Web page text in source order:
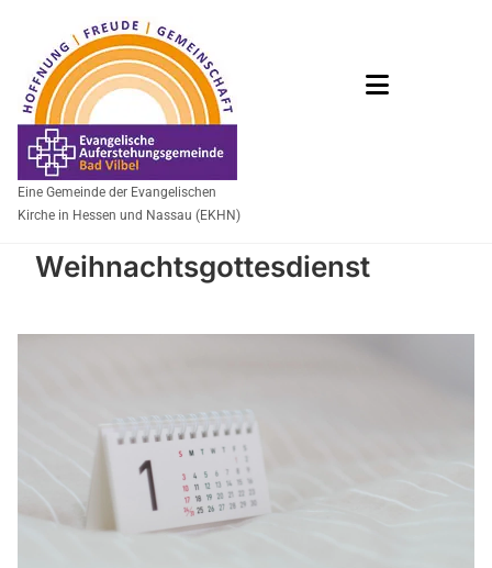
Eine Gemeinde der Evangelischen
Kirche in Hessen und Nassau (EKHN)
Weihnachtsgottesdienst